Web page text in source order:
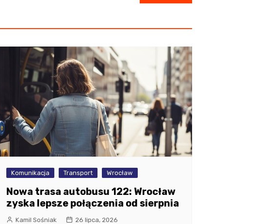
Komunikacja Transport Wrocław
Nowa trasa autobusu 122: Wrocław
zyska lepsze połączenia od sierpnia
Kamil Sośniak 26 lipca, 2026